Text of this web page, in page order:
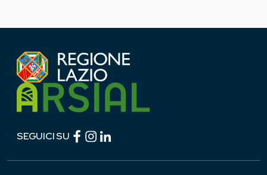
SEGUICI SU Facebook (link esterno)
Instagram (link esterno)